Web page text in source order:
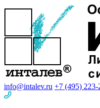
info@intalev.ru +7 (495) 223-